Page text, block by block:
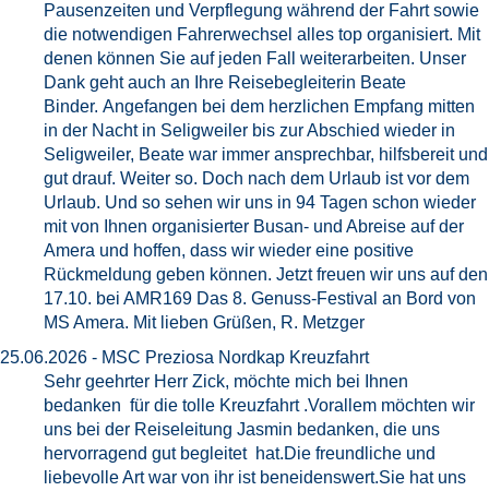
Pausenzeiten und Verpflegung während der Fahrt sowie
die notwendigen Fahrerwechsel alles top organisiert. Mit
denen können Sie auf jeden Fall weiterarbeiten. Unser
Dank geht auch an Ihre Reisebegleiterin Beate
Binder. Angefangen bei dem herzlichen Empfang mitten
in der Nacht in Seligweiler bis zur Abschied wieder in
Seligweiler, Beate war immer ansprechbar, hilfsbereit und
gut drauf. Weiter so. Doch nach dem Urlaub ist vor dem
Urlaub. Und so sehen wir uns in 94 Tagen schon wieder
mit von Ihnen organisierter Busan- und Abreise auf der
Amera und hoffen, dass wir wieder eine positive
Rückmeldung geben können. Jetzt freuen wir uns auf den
17.10. bei AMR169 Das 8. Genuss-Festival an Bord von
MS Amera. Mit lieben Grüßen, R. Metzger
25.06.2026 - MSC Preziosa Nordkap Kreuzfahrt
Sehr geehrter Herr Zick, möchte mich bei Ihnen
bedanken für die tolle Kreuzfahrt .Vorallem möchten wir
uns bei der Reiseleitung Jasmin bedanken, die uns
hervorragend gut begleitet hat.Die freundliche und
liebevolle Art war von ihr ist beneidenswert.Sie hat uns